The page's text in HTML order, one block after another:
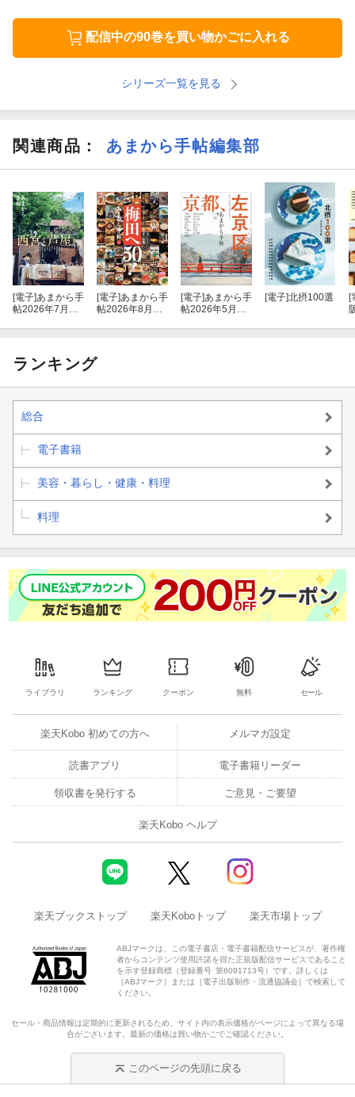
配信中の90巻を買い物かごに入れる
シリーズ一覧を見る
関連商品 ： あまから手帖編集部
[電子]あまから手
帖2026年7月号
[電子]あまから手
帖2026年8月号
[電子]あまから手
帖2026年5月号
[電子]北摂100選
[
ランキング
総合
電子書籍
美容・暮らし・健康・料理
料理
ライブラリ ランキング クーポン 無料 セール
楽天Kobo 初めての方へ メルマガ設定
読書アプリ 電子書籍リーダー
領収書を発行する ご意見・ご要望
楽天Kobo ヘルプ
楽天ブックストップ 楽天Koboトップ 楽天市場トップ
ABJマークは、この電子書店・電子書籍配信サービスが、著作権
者からコンテンツ使用許諾を得た正規版配信サービスであること
を示す登録商標（登録番号 第6091713号）です。詳しくは
［ABJマーク］または［電子出版制作・流通協議会］で検索して
ください。
セール・商品情報は定期的に更新されるため、サイト内の表示価格がページによって異なる場
合がございます。最新の価格は買い物かごでご確認ください。
このページの先頭に戻る